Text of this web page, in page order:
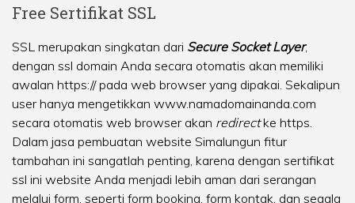
Free Sertifikat SSL
SSL merupakan singkatan dari Secure Socket Layer,
dengan ssl domain Anda secara otomatis akan memiliki
awalan https:// pada web browser yang dipakai. Sekalipun
user hanya mengetikkan www.namadomainanda.com
secara otomatis web browser akan redirectke https.
Dalam jasa pembuatan website Simalungun fitur
tambahan ini sangatlah penting, karena dengan sertifikat
ssl ini website Anda menjadi lebih aman dari serangan
melalui form, seperti form booking, form kontak, dan segala